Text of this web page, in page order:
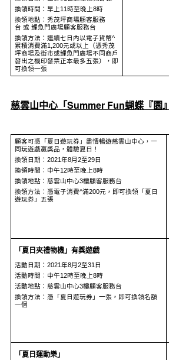
換領時間：早上11時至晚上8時
換領地點：秀茂坪商場顧客服務
台 或 鯉魚門廣場顧客服務台
換領方法：連續七日內以電子貨幣^
累積消費滿1,200元或以上（憑秀茂
坪商場及街市或鯉魚門廣場不同商戶
發出之機印發票正本最多五張），即
可換領一張
慈雲山中心「Summer Fun蝴蝶『園
顧客可憑「夏日遊玩券」盡情暢遊慈雲山中心，一
同玩遊戲贏獎品，體驗夏日！
換領日期：2021年8月2至29日
換領時間︰中午12時至晚上8時
換領地點︰慈雲山中心3樓顧客服務台
換領方法：憑電子消費^滿200元，即可換領「夏日
遊玩券」五張
「夏日夾禮物機」有獎遊戲
活動日期：2021年8月2至31日
活動時間︰中午12時至晚上8時
活動地點︰慈雲山中心3樓顧客服務台
換領方法：憑「夏日遊玩券」一張，即可換領名額
一個
「夏日運動樂」